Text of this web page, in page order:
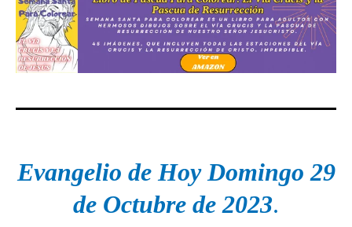
Evangelio de Hoy Domingo 29
de Octubre de 2023.